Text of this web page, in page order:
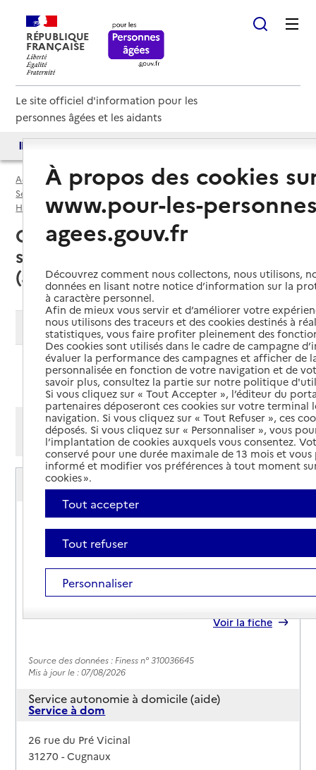
RÉPUBLIQUE
FRANÇAISE
Le site officiel d'information pour les
personnes âgées et les aidants
Accueil
Espace annuaire
Services autonomie à domicile (aide) par département
Haute-Garonne (31)
Service autonomie à domicile (aide)
Cugnaux (31270) : liste des 4
services autonomie à domicile
(aide)
Modifier ma recherche
Ajouter cette recherche aux favoris
Afficher les résultats par:
Mode liste
Mode carte
Service autonomie à domicile (aide)
Service à dom
Adresse
26 rue du Pré Vicinal
-Cugnaux
05 34 51 03 98
Contact
Rapport HAS
Voir la fiche
Source des données : Finess n° 310036645
Mis à jour le : 07/08/2026
Service autonomie à domicile (aide)
Service à dom
Adresse
26 rue du Pré Vicinal
31270-Cugnaux
À propos des cookies
www.pour-les-
agees.gouv.fr
Découvrez comment nous collectons, nous utilisons,
données en lisant notre notice d’information sur la
à caractère personnel.
Afin de mieux vous servir et d’améliorer votre
nous utilisons des traceurs et des cookies destinés à
statistiques, vous faire profiter pleinement des
Des cookies sont utilisés dans le cadre de campagne
évaluer la performance des campagnes et afficher de
personnalisée en fonction de votre navigation et de
savoir plus, consultez la partie sur notre politique
Si vous cliquez sur « Tout Accepter », l’éditeur du
partenaires déposeront ces cookies sur votre terminal
navigation. Si vous cliquez sur « Tout Refuser », ces
déposés. Si vous cliquez sur « Personnaliser », vous
l’implantation de cookies auxquels vous consentez.
conservé pour une durée maximale de 13 mois et
informé et modifier vos préférences à tout moment
cookies ».
Tout accepter
Tout refuser
Personnaliser